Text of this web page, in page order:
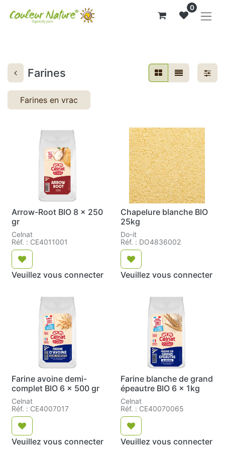
0
Farines
Farines en vrac
Arrow-Root BIO 8 x 250
gr
Celnat
Réf. : CE4011001
Veuillez vous connecter
Chapelure blanche BIO
25kg
Do-it
Réf. : DO4836002
Veuillez vous connecter
Farine avoine demi-
complet BIO 6 x 500 gr
Celnat
Réf. : CE4007017
Veuillez vous connecter
Farine blanche de grand
épeautre BIO 6 x 1kg
Celnat
Réf. : CE40070065
Veuillez vous connecter